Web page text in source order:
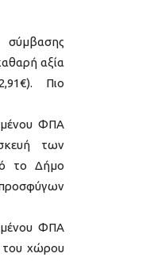
σύμβασης
αξία
Πιο
ΦΠΑ
των
το Δήμο
ΦΠΑ
του χώρου